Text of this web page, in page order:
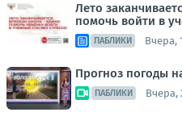
Лето
помочь войти в
ПАБЛИКИ Вчера,
Прогноз погоды
ПАБЛИКИ Вчера,